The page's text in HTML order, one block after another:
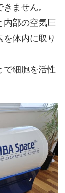
ません。
内部の空気圧
体内に取り
で細胞を活性